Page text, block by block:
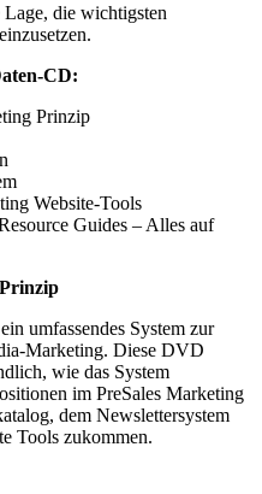
die wichtigsten
CD:
Prinzip
Website-Tools
Guides – Alles auf
umfassendes System zur
Marketing. Diese DVD
wie das System
im PreSales Marketing
dem Newslettersystem
Tools zukommen.